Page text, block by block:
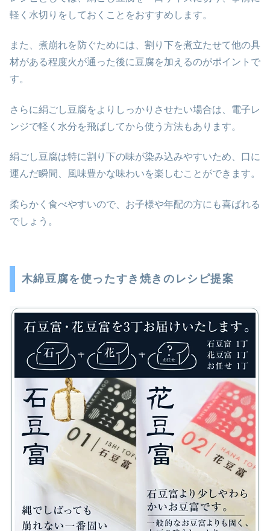
軽く水切りをしておくことをおすすめします。
また、煮崩れを防ぐためには、割り下を煮立たせて他の具
材がある程度火が通った後に豆腐を加えるのがポイントで
す。
さらに絹ごし豆腐をよりしっかりさせたい場合は、電子レ
ンジで軽く水分を飛ばしてから使う方法もあります。
絹ごし豆腐は特に割り下の味が染み込みやすいため、口に
運んだ瞬間、風味豊かな味わいを楽しむことができます。
柔らかく食べやすいので、お子様や年配の方にも喜ばれる
でしょう。
木綿豆腐を使ったすき焼きのレシピ提案